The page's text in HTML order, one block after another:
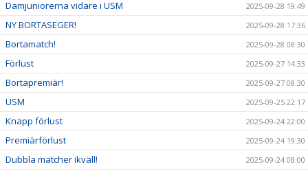
Damjuniorerna vidare i USM 2025-09-28 19:49
NY BORTASEGER! 2025-09-28 17:36
Bortamatch! 2025-09-28 08:30
Förlust 2025-09-27 14:33
Bortapremiär! 2025-09-27 08:30
USM 2025-09-25 22:17
Knapp förlust 2025-09-24 22:00
Premiärförlust 2025-09-24 19:30
Dubbla matcher ikväll! 2025-09-24 08:00